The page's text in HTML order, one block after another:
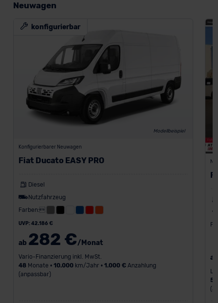
Neuwagen
Modellbeispiel
konfigurierbar
Konfigurierbarer Neuwagen
Fiat Ducato EASY PRO
Diesel
Nutzfahrzeug
Farben:
UVP: 42.186 €
ab 282 €/Monat
Vario-Finanzierung inkl. MwSt.
48Monate • 10.000km/Jahr • 1.000 €Anzahlung
(anpassbar)
54